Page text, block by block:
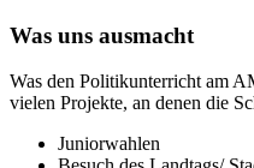
Was uns ausmacht
Was den Politikunterricht am
vielen Projekte, an denen die
Juniorwahlen